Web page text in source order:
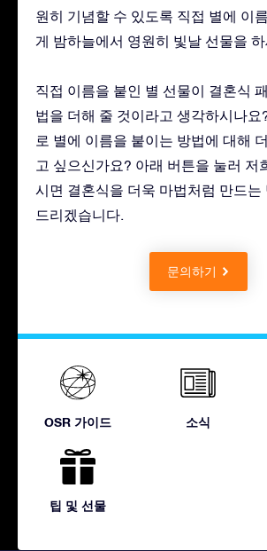
원히 기념할 수 있도록 직접 별에 이
게 밤하늘에서 영원히 빛날 선물을
직접 이름을 붙인 별 선물이 결혼식
법을 더해 줄 것이라고 생각하시나요
로 별에 이름을 붙이는 방법에 대해
고 싶으신가요? 아래 버튼을 눌러 저
시면 결혼식을 더욱 마법처럼 만드는
드리겠습니다.
문의하기
OSR 가이드 소식
팁 및 선물